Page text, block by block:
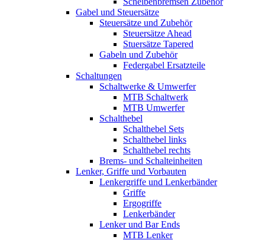
Gabel und Steuersätze
Steuersätze und Zubehör
Steuersätze Ahead
Stuersätze Tapered
Gabeln und Zubehör
Federgabel Ersatzteile
Schaltungen
Schaltwerke & Umwerfer
MTB Schaltwerk
MTB Umwerfer
Schalthebel
Schalthebel Sets
Schalthebel links
Schalthebel rechts
Brems- und Schalteinheiten
Lenker, Griffe und Vorbauten
Lenkergriffe und Lenkerbänder
Griffe
Ergogriffe
Lenkerbänder
Lenker und Bar Ends
MTB Lenker